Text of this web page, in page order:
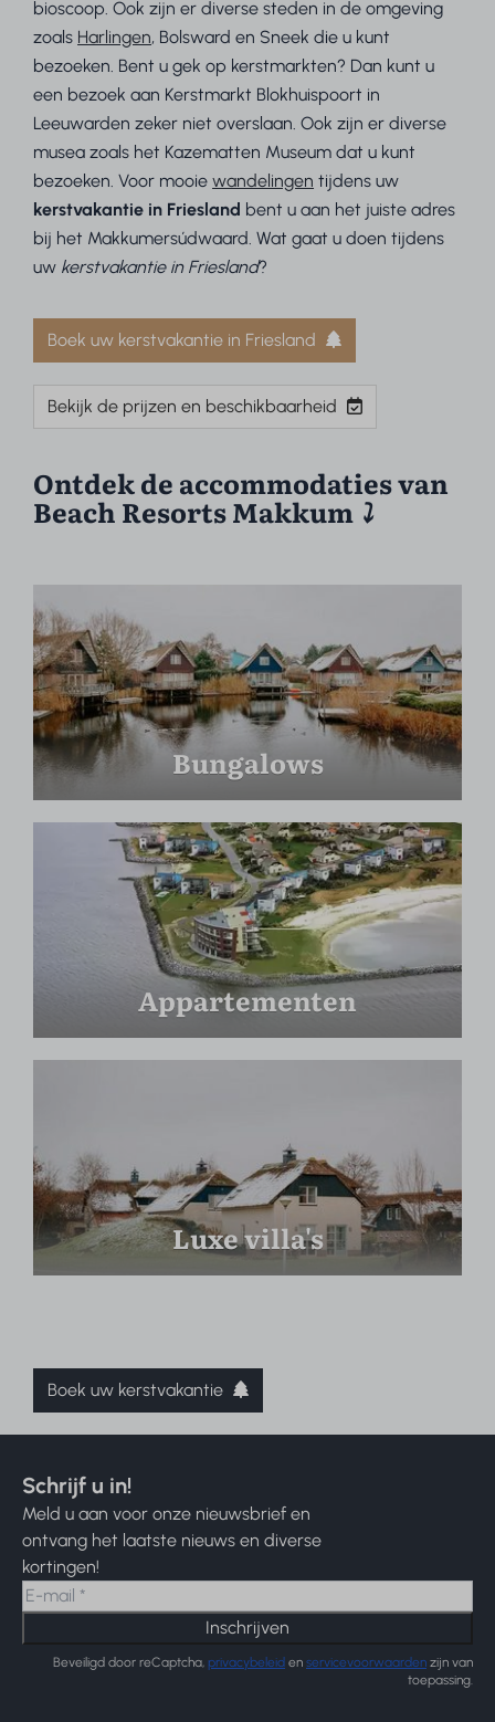
bioscoop. Ook zijn er diverse steden in de omgeving
zoals Harlingen, Bolsward en Sneek die u kunt
bezoeken. Bent u gek op kerstmarkten? Dan kunt u
een bezoek aan Kerstmarkt Blokhuispoort in
Leeuwarden zeker niet overslaan. Ook zijn er diverse
musea zoals het Kazematten Museum dat u kunt
bezoeken. Voor mooiewandelingen tijdens uw
kerstvakantie in Friesland bent u aan het juiste adres
bij het Makkumersúdwaard. Wat gaat u doen tijdens
uw kerstvakantie in Friesland?
Boek uw kerstvakantie in Friesland
Bekijk de prijzen en beschikbaarheid
Ontdek de accommodaties van
Beach Resorts Makkum ⤵︎
Bungalows
Appartementen
Luxe villa's
Boek uw kerstvakantie
Schrijf u in!
Meld u aan voor onze nieuwsbrief en
ontvang het laatste nieuws en diverse
kortingen!
Inschrijven
Beveiligd door reCaptcha, privacybeleid en servicevoorwaarden zijn van
toepassing.